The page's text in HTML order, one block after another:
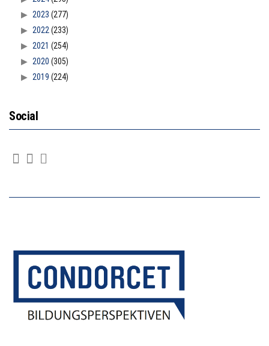
2023 (277)
2022(233)
2021 (254)
2020 (305)
2019 (224)
Social